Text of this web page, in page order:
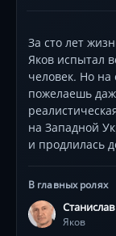
За сто лет
Яков испытал
человек. Но на
пожелаешь
на Западной
и продлилась
В главных ролях
Яков